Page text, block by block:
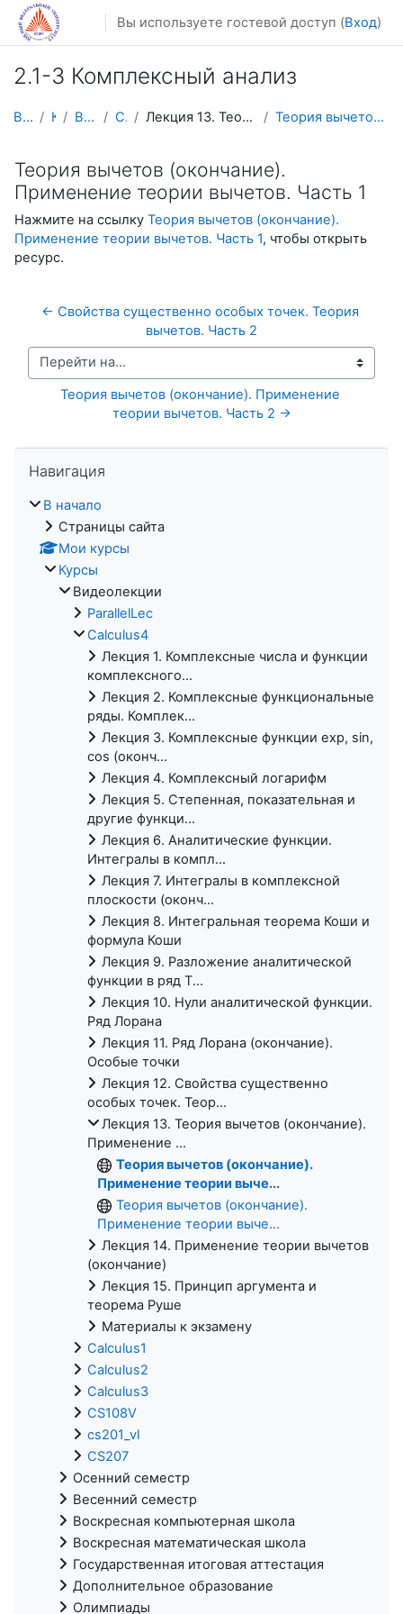
Перейти к основному содержанию
Вы используете гостевой доступ (Вход)
2.1-3 Комплексный анализ
В начало Курсы Видеолекции Calculus4 Лекция 13. Теория вычетов (окончание). Применение ... Теория вычетов (окончание). Применение теории выче...
Теория вычетов (окончание).
Применение теории вычетов. Часть 1
Нажмите на ссылку Теория вычетов (окончание).
Применение теории вычетов. Часть 1, чтобы открыть
ресурс.
← Свойства существенно особых точек. Теория
вычетов. Часть 2
Перейти на...
Теория вычетов (окончание). Применение
теории вычетов. Часть 2 →
Навигация
В начало
Страницы сайта
Мои курсы
Курсы
Видеолекции
ParallelLec
Calculus4
Лекция 1. Комплексные числа и функции
комплексного...
Лекция 2. Комплексные функциональные
ряды. Комплек...
Лекция 3. Комплексные функции exp, sin,
cos (оконч...
Лекция 4. Комплексный логарифм
Лекция 5. Степенная, показательная и
другие функци...
Лекция 6. Аналитические функции.
Интегралы в компл...
Лекция 7. Интегралы в комплексной
плоскости (оконч...
Лекция 8. Интегральная теорема Коши и
формула Коши
Лекция 9. Разложение аналитической
функции в ряд Т...
Лекция 10. Нули аналитической функции.
Ряд Лорана
Лекция 11. Ряд Лорана (окончание).
Особые точки
Лекция 12. Свойства существенно
особых точек. Теор...
Лекция 13. Теория вычетов (окончание).
Применение ...
Теория вычетов (окончание).
Применение теории выче...
Теория вычетов (окончание).
Применение теории выче...
Лекция 14. Применение теории вычетов
(окончание)
Лекция 15. Принцип аргумента и
теорема Руше
Материалы к экзамену
Calculus1
Calculus2
Calculus3
CS108V
cs201_vl
CS207
Осенний семестр
Весенний семестр
Воскресная компьютерная школа
Воскресная математическая школа
Государственная итоговая аттестация
Дополнительное образование
Олимпиады